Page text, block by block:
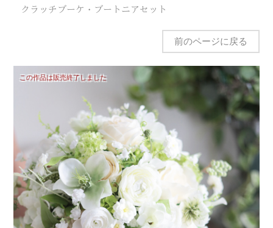
クラッチブーケ・ブートニアセット
前のページに戻る
この作品は販売終了しました